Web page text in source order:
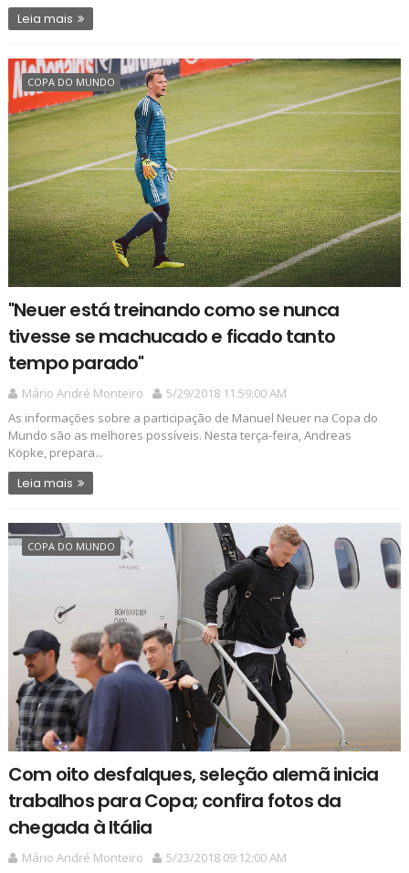
Leia mais
COPA DO MUNDO
"Neuer está treinando como se nunca
tivesse se machucado e ficado tanto
tempo parado"
Mário André Monteiro
5/29/2018 11:59:00 AM
As informações sobre a participação de Manuel Neuer na Copa do
Mundo são as melhores possíveis. Nesta terça-feira, Andreas
Köpke, prepara...
Leia mais
COPA DO MUNDO
Com oito desfalques, seleção alemã inicia
trabalhos para Copa; confira fotos da
chegada à Itália
Mário André Monteiro
5/23/2018 09:12:00 AM